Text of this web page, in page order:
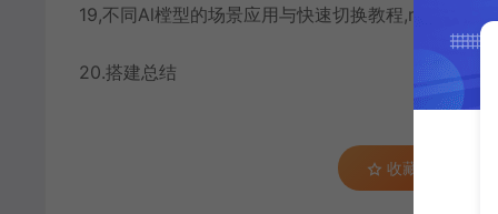
19,不同Al樘型的场景应用与快速切换教程,mp4
20.搭建总结
收藏 (0)